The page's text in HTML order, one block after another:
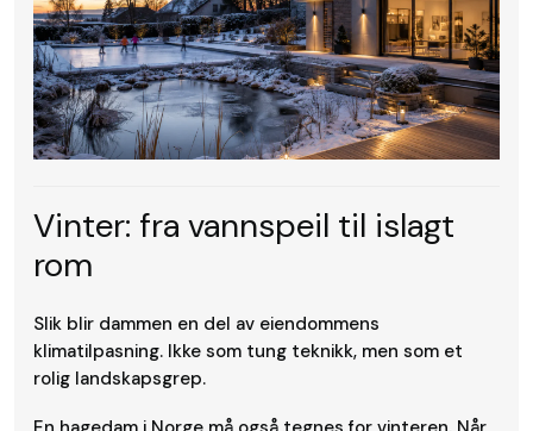
Vinter: fra vannspeil til islagt
rom
Slik blir dammen en del av eiendommens
klimatilpasning. Ikke som tung teknikk, men som et
rolig landskapsgrep.